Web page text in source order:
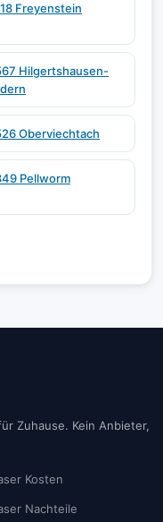
Freyenstein
Hilgertshausen-
Oberviechtach
Pellworm
Zuhause. Kein Anbieter,
Kosten
Nachteile